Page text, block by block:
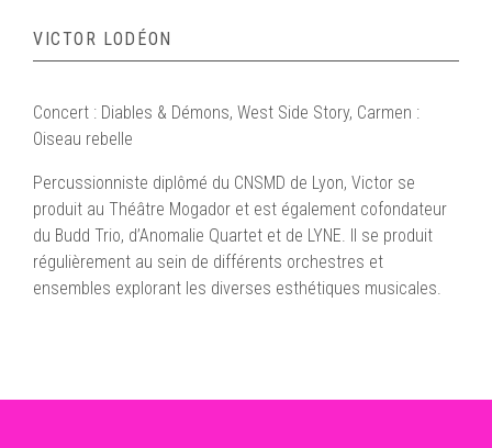
VICTOR LODÉON
Concert : Diables & Démons, West Side Story, Carmen :
Oiseau rebelle
Percussionniste diplômé du CNSMD de Lyon, Victor se
produit au Théâtre Mogador et est également cofondateur
du Budd Trio, d’Anomalie Quartet et de LYNE. Il se produit
régulièrement au sein de différents orchestres et
ensembles explorant les diverses esthétiques musicales.